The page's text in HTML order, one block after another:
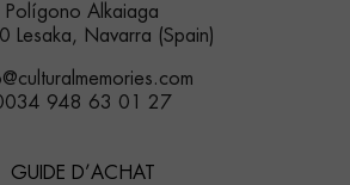
Polígono Alkaiaga
Lesaka, Navarra (Spain)
948 63 01 27
GUIDE D’ACHAT